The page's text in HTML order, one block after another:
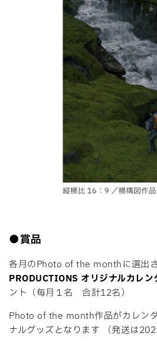
●賞品
各月のPhoto of the monthに選出
PRODUCTIONS オリジナルカレン
ント（毎月１名 合計12名）
Photo of the month作品がカレン
ナルグッズとなります （発送は